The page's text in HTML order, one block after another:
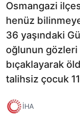
Osmangazi
henüz
36 yaşındaki
oğlunun
bıçaklayarak
talihsiz çocuk
İHA